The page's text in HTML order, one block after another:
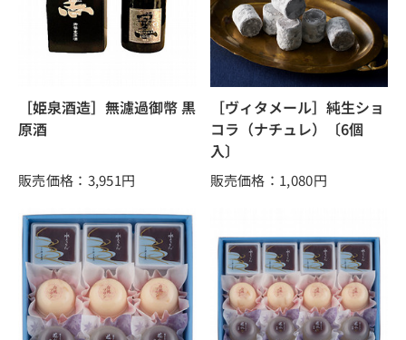
［姫泉酒造］無濾過御幣 黒
原酒
販売価格：3,951円
［ヴィタメール］純生ショ
コラ（ナチュレ）〔6個
入〕
販売価格：1,080円